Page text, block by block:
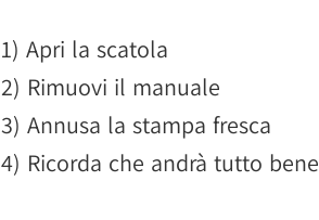
1) Apri la scatola
2) Rimuovi il manuale
3) Annusa la stampa fresca
4) Ricorda che andrà tutto bene